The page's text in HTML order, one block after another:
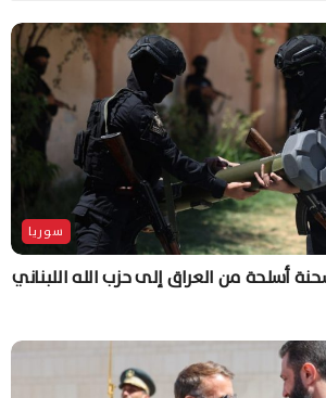
سوريا
أسلحة من العراق إلى حزب الله اللبناني